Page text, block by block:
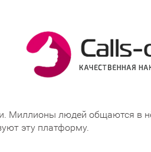
Миллионы людей общаются в
эту платформу.